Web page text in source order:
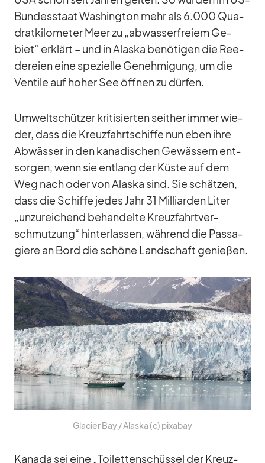
Bun­des­staat Wa­shing­ton mehr als 6.000 Qua­
drat­ki­lo­me­ter Meer zu „ab­was­ser­freiem Ge­
biet“ er­klärt – und in Alaska be­nö­ti­gen die Ree­
de­reien eine spe­zi­elle Ge­neh­mi­gung, um die
Ven­tile auf ho­her See öff­nen zu dür­fen.
Um­welt­schüt­zer kri­ti­sier­ten seit­her im­mer wie­
der, dass die Kreuz­fahrt­schiffe nun eben ihre
Ab­wäs­ser in den ka­na­di­schen Ge­wäs­sern ent­
sor­gen, wenn sie ent­lang der Küste auf dem
Weg nach oder von Alaska sind. Sie schät­zen,
dass die Schiffe je­des Jahr 31 Mil­li­ar­den Li­ter
„un­zu­rei­chend be­han­delte Kreuz­fahrt­ver­
schmut­zung“ hin­ter­las­sen, wäh­rend die Pas­sa­
giere an Bord die schöne Land­schaft ge­nie­ßen.
Gla­cier Bay /​ Alaska (c) pix­a­bay
Ka­nada sei eine „Toi­let­ten­schüs­sel der Kreuz­